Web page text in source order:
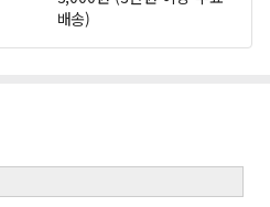
배송)